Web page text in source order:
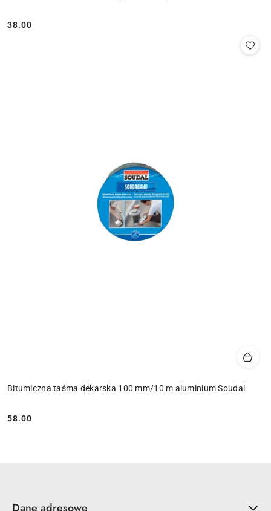
Cena:
38.00
Bitumiczna taśma dekarska 100 mm/10 m aluminium Soudal
Cena:
58.00